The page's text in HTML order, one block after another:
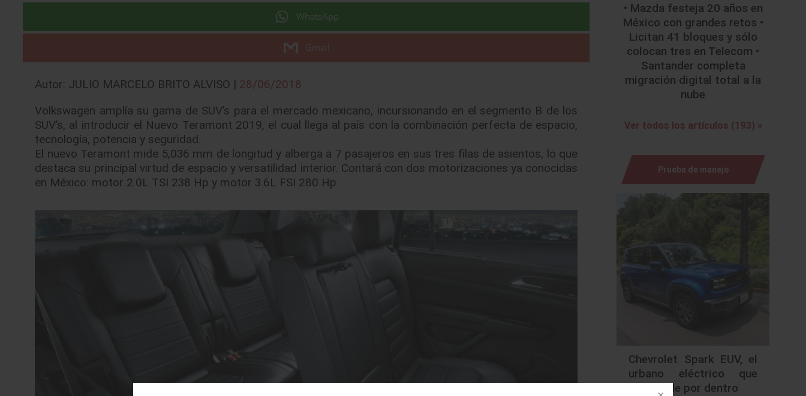
WhatsApp
Gmail
Autor: JULIO MARCELO BRITO ALVISO | 28/06/2018
Volkswagen amplía su gama de SUV’s para el mercado mexicano, incursionando en el segmento B de los
SUV’s, al introducir el Nuevo Teramont 2019, el cual llega al país con la combinación perfecta de espacio,
tecnología, potencia y seguridad.
El nuevo Teramont mide 5,036 mm de longitud y alberga a 7 pasajeros en sus tres filas de asientos, lo que
destaca su principal virtud de espacio y versatilidad interior. Contará con dos motorizaciones ya conocidas
en México: motor 2.0L TSI 238 Hp y motor 3.6L FSI 280 Hp.
• Mazda festeja 20 años en
México con grandes retos •
Licitan 41 bloques y sólo
colocan tres en Telecom •
Santander completa
migración digital total a la
nube
Ver todos los artículos (193) »
Prueba de manejo
Chevrolet Spark EUV, el
urbano eléctrico que
sorprende por dentro